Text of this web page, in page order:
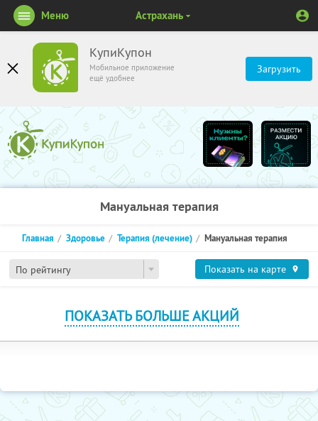
КупиКупон
Мобильное приложение
ещё удобнее
Загрузить
Меню Астрахань
Мануальная терапия
По рейтингу
Главная Здоровье Терапия (лечение) Мануальная терапия
Показать на карте
ПОКАЗАТЬ БОЛЬШЕ АКЦИЙ